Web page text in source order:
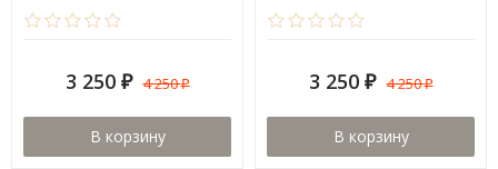
3 250 ₽ 4 250₽
В корзину
3 250 ₽ 4 250₽
В корзину